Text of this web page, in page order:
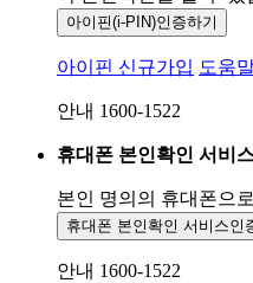
아이핀(i-PIN)인증하기
아이핀 신규가입 도움
안내 1600-1522
휴대폰 본인확인 서비
본인 명의의 휴대폰으로
휴대폰 본인확인 서비스인
안내 1600-1522